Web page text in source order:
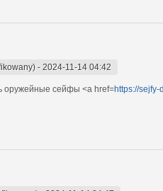
- 2024-11-14 04:42
оружейные сейфы <a href=https://sejfy-